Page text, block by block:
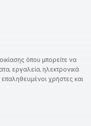
όπου μπορείτε να
εργαλεία, ηλεκτρονικά
χρήστες και